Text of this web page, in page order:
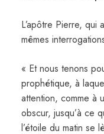
L’apôtre Pierre,
mêmes
« Et nous tenons
prophétique, à
attention, comme à
obscur, jusqu’à ce
l’étoile du matin se